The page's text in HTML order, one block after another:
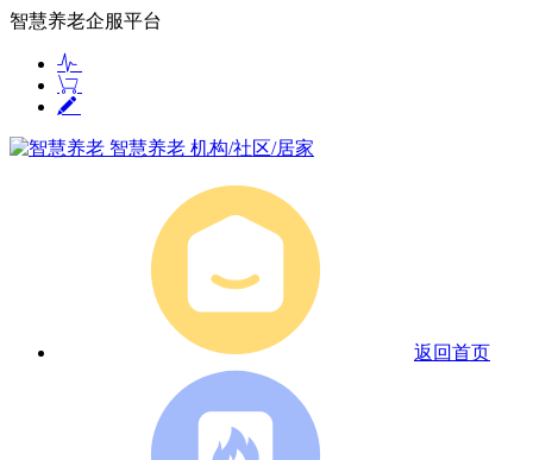
智慧养老企服平台
智慧养老 机构/社区/居家
返回首页